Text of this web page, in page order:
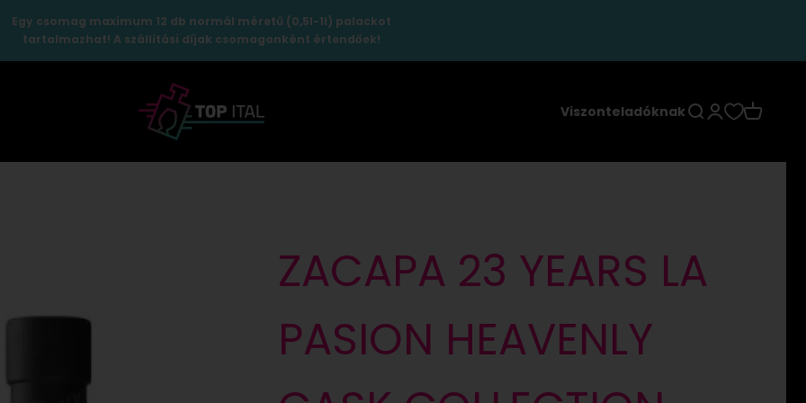
Egy csomag maximum 12 db normál méretű (0,5l-1l) palackot
tartalmazhat! A szállítási díjak csomagonként értendőek!
TopItal
Viszonteladóknak Keresés
Bejelentkezés
Kosár
ZACAPA 23 YEARS LA
PASION HEAVENLY